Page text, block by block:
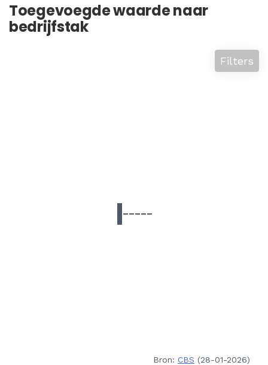
Toegevoegde waarde naar
bedrijfstak
Filters
Bron: CBS (28-01-2026)